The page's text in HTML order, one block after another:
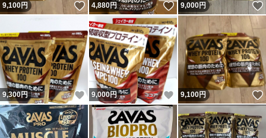
9,100円 いいね！
4,880円 いいね！
9,000円
9,300円 いいね！
9,000円 いいね！
9,100円